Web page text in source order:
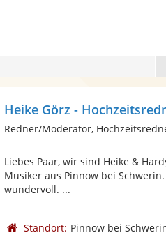
Heike Görz -
Redner/Moderator,
Liebes Paar, wir sind Heike &
Musiker aus Pinnow bei
wundervoll. ...
Standort: Pinnow bei